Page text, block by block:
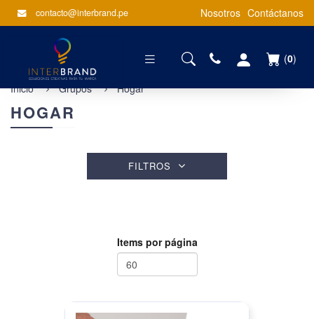
contacto@interbrand.pe Nosotros Contáctanos
(0)
Inicio Grupos Hogar
HOGAR
FILTROS
Items por página